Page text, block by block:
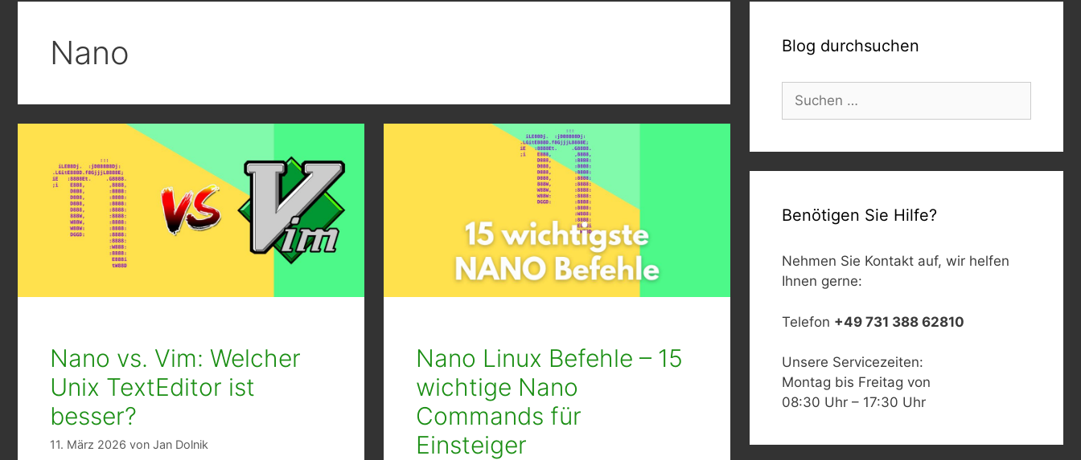
Nano
Nano vs. Vim: Welcher
Unix TextEditor ist
besser?
11. März 2026 von Jan Dolnik
Nano Linux Befehle – 15
wichtige Nano
Commands für
Einsteiger
Blog durchsuchen
Suchen
nach:
Benötigen Sie Hilfe?
Nehmen Sie Kontakt auf, wir helfen
Ihnen gerne:
Telefon +49 731 388 62810
Unsere Servicezeiten:
Montag bis Freitag von
08:30 Uhr – 17:30 Uhr